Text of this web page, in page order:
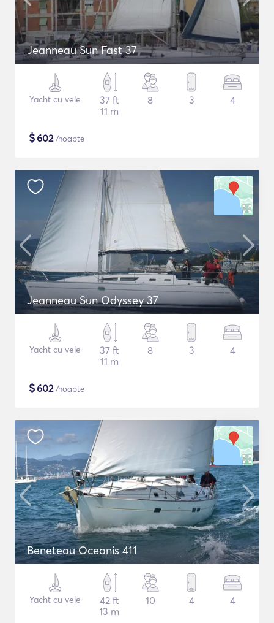
Jeanneau Sun Fast 37
Yacht cu vele
37 ft
11 m
8 3 4
$602/noapte
Jeanneau Sun Odyssey 37
Yacht cu vele
37 ft
11 m
8 3 4
$602/noapte
Beneteau Oceanis 411
Yacht cu vele
42 ft
13 m
10 4 4